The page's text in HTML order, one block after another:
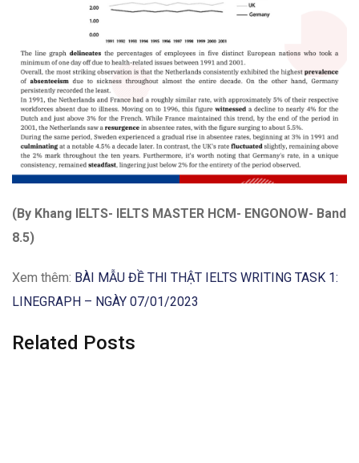
(By Khang IELTS- IELTS MASTER HCM- ENGONOW- Band
8.5)
Xem thêm: BÀI MẪU ĐỀ THI THẬT IELTS WRITING TASK 1:
LINEGRAPH – NGÀY 07/01/2023
Related Posts